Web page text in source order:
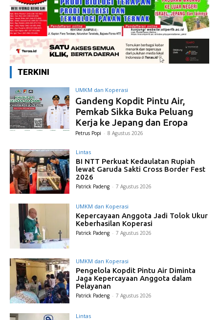
TERKINI
UMKM dan Koperasi
Gandeng Kopdit Pintu Air,
Pemkab Sikka Buka Peluang
Kerja ke Jepang dan Eropa
Petrus Popi - 8 Agustus 2026
Lintas
BI NTT Perkuat Kedaulatan Rupiah
lewat Garuda Sakti Cross Border Fest
2026
Patrick Padeng - 7 Agustus 2026
UMKM dan Koperasi
Kepercayaan Anggota Jadi Tolok Ukur
Keberhasilan Koperasi
Patrick Padeng - 7 Agustus 2026
UMKM dan Koperasi
Pengelola Kopdit Pintu Air Diminta
Jaga Kepercayaan Anggota dalam
Pelayanan
Patrick Padeng - 7 Agustus 2026
Lintas